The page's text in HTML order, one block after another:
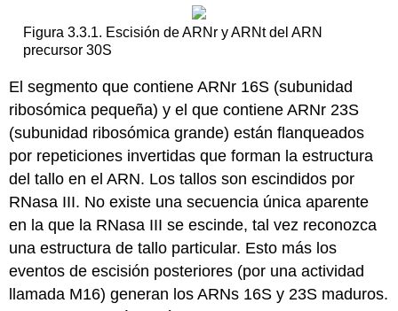
Figura 3.3.1. Escisión de ARNr y ARNt del ARN
precursor 30S
El segmento que contiene ARNr 16S (subunidad
ribosómica pequeña) y el que contiene ARNr 23S
(subunidad ribosómica grande) están flanqueados
por repeticiones invertidas que forman la estructura
del tallo en el ARN. Los tallos son escindidos por
RNasa III. No existe una secuencia única aparente
en la que la RNasa III se escinde, tal vez reconozca
una estructura de tallo particular. Esto más los
eventos de escisión posteriores (por una actividad
llamada M16) generan los ARNs 16S y 23S maduros.